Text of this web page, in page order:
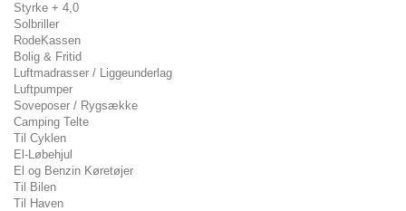
Styrke + 4,0
Solbriller
RodeKassen
Bolig & Fritid
Luftmadrasser / Liggeunderlag
Luftpumper
Soveposer / Rygsække
Camping Telte
Til Cyklen
El-Løbehjul
El og Benzin Køretøjer
Til Bilen
Til Haven